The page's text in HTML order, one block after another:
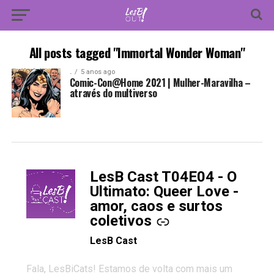
All posts tagged "Immortal Wonder Woman"
. 5 anos ago
Comic-Con@Home 2021 | Mulher-Maravilha –
através do multiverso
LesB Cast T04E04 - O
Ultimato: Queer Love -
amor, caos e surtos
coletivos
-
LesB Cast
Fala, LesBiCats! Estamos de volta com mais um